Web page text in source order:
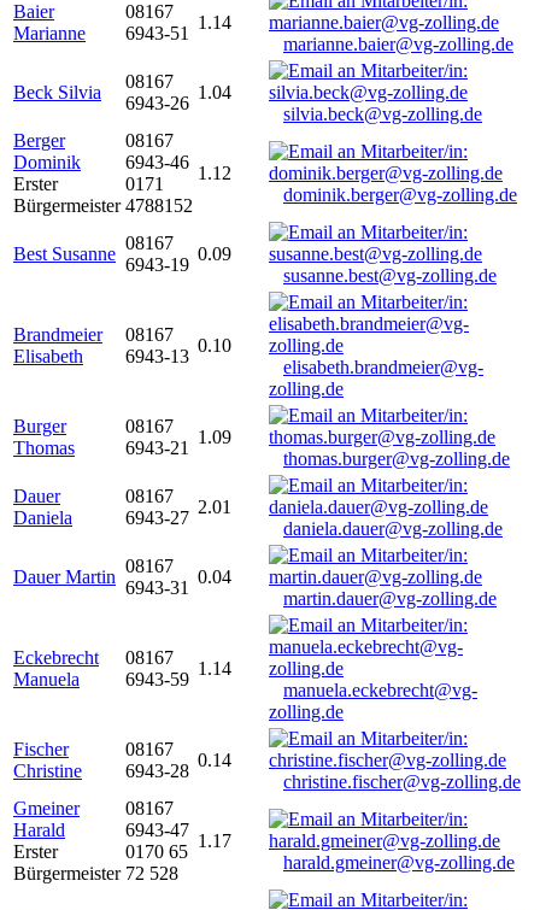
Baier
Marianne
08167
6943-51
1.14
marianne.baier@vg-zolling.de
Beck Silvia
08167
6943-26
1.04
silvia.beck@vg-zolling.de
Berger
Dominik
Erster
Bürgermeister
08167
6943-46
0171
4788152
1.12
dominik.berger@vg-zolling.de
Best Susanne
08167
6943-19
0.09
susanne.best@vg-zolling.de
Brandmeier
Elisabeth
08167
6943-13
0.10
elisabeth.brandmeier@vg-
zolling.de
Burger
Thomas
08167
6943-21
1.09
thomas.burger@vg-zolling.de
Dauer
Daniela
08167
6943-27
2.01
daniela.dauer@vg-zolling.de
Dauer Martin
08167
6943-31
0.04
martin.dauer@vg-zolling.de
Eckebrecht
Manuela
08167
6943-59
1.14
manuela.eckebrecht@vg-
zolling.de
Fischer
Christine
08167
6943-28
0.14
christine.fischer@vg-zolling.de
Gmeiner
Harald
Erster
Bürgermeister
08167
6943-47
0170 65
72 528
1.17
harald.gmeiner@vg-zolling.de